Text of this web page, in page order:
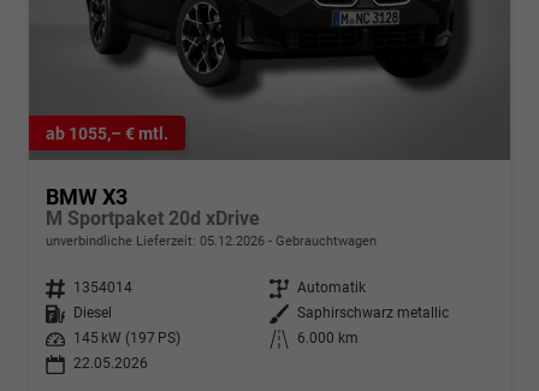
ab 1055,– € mtl.
BMW X3
M Sportpaket 20d xDrive
unverbindliche Lieferzeit: 05.12.2026 Gebrauchtwagen
Fahrzeugnr. 1354014 Getriebe Automatik
Kraftstoff
Diesel Außenfarbe Saphirschwarz metallic
Leistung
145 kW (197 PS) Kilometerstand
6.000 km
22.05.2026